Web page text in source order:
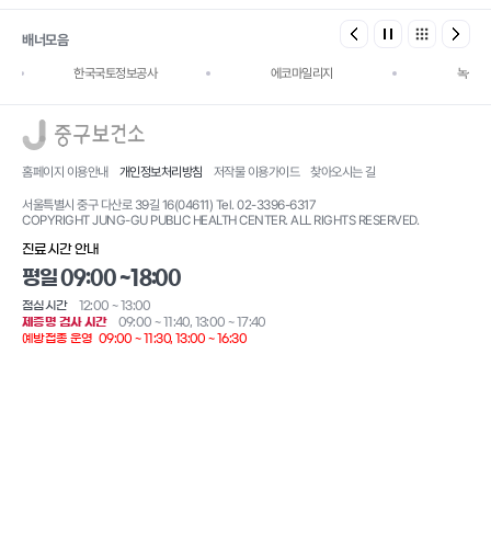
배너모음
한국국토정보공사 에코마일리지 녹색건
홈페이지 이용안내 개인정보처리방침 저작물 이용가이드 찾아오시는 길
서울특별시 중구 다산로 39길 16(04611) Tel. 02-3396-6317
COPYRIGHT JUNG-GU PUBLIC HEALTH CENTER. ALL RIGHTS RESERVED.
진료시간 안내
평일 09:00 ~18:00
점심시간
12:00 ~ 13:00
제증명 검사 시간
09:00 ~ 11:40, 13:00 ~ 17:40
예방접종 운영 09:00 ~ 11:30, 13:00 ~ 16:30